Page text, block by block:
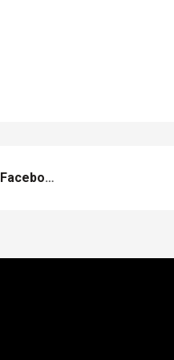
Lancer Un Jeu Concours Timeline Sur Facebook